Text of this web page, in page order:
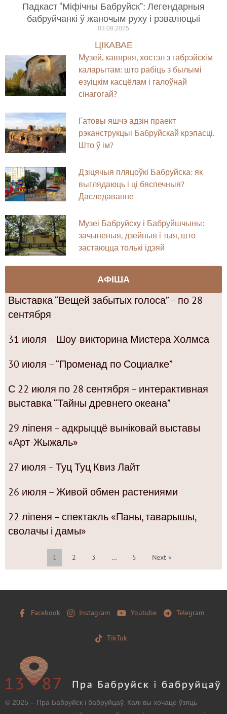
Падкаст “Міфічны Бабруйск”: Легендарныя
бабруйчанкі ў жаночым руху і рэвалюцыі
03.09.2025
ЦІКАВАЕ
Музей, кавярня, хостэл з габрэйскім
каларытам: што рабіць з былымі
езуіцкім касцёлам і галоўнай
сінагогай?
Гатовы яшчэ адзін праект
рэканструкцыі Бабруйскай крэпасці.
Што ў ім?
Дзіцячыя пляцоўкі Бабруйска: як
выглядаюць і ці бяспечныя?
Даследаванне
Музеі Бабруйску і Бабруйшчыны:
зачыненыя, дзейныя і тыя, што
застаюцца толькі ідэяй
АФІША
Выставка “Вещей забытых голоса” – по 28
сентября
31 июля – Шоу-викторина Мистера Холмса
30 июля – “Променад по Социалке”
С 22 июля по 28 сентября – интерактивная
выставка “Тайны древнего океана”
29 ліпеня – адкрыццё выніковай выставы
«Арт-Жыжаль»
27 июля – Туц Туц Квиз Лайт
26 июля – Живой обмен растениями
22 ліпеня – спектакль «Паны, таварышы,
сволачы і дамы»
1 2 3 … 5 Next »
Facebook Instagram Youtube Telegram
TikTok
© 2025 – Пра Бабруйск і бабруйцаў. Калі вы хочаце ўзяць